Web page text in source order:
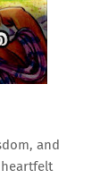
and
heartfelt